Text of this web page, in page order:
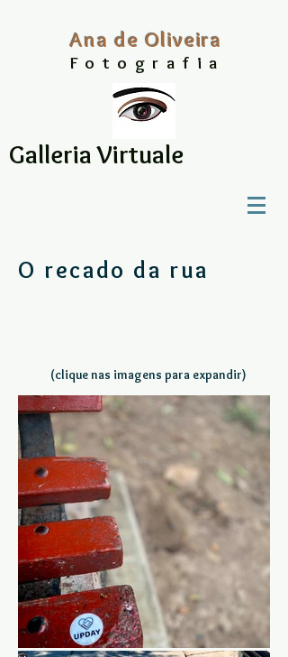
Ana de Oliveira
Fo to grafia
Galleria Virtuale
O recado da rua
(clique nas imagens para expandir)